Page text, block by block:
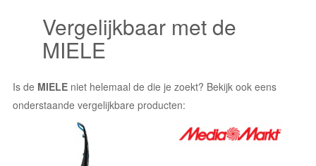
Vergelijkbaar met de
MIELE
Is de MIELE niet helemaal de die je zoekt? Bekijk ook eens
onderstaande vergelijkbare producten: